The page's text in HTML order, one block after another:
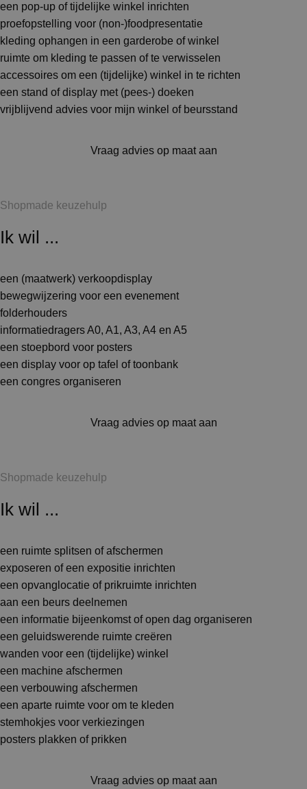
een pop-up of tijdelijke winkel inrichten
proefopstelling voor (non-)foodpresentatie
kleding ophangen in een garderobe of winkel
ruimte om kleding te passen of te verwisselen
accessoires om een (tijdelijke) winkel in te richten
een stand of display met (pees-) doeken
vrijblijvend advies voor mijn winkel of beursstand
Vraag advies op maat aan
Shopmade keuzehulp
Ik wil ...
een (maatwerk) verkoopdisplay
bewegwijzering voor een evenement
folderhouders
informatiedragers A0, A1, A3, A4 en A5
een stoepbord voor posters
een display voor op tafel of toonbank
een congres organiseren
Vraag advies op maat aan
Shopmade keuzehulp
Ik wil ...
een ruimte splitsen of afschermen
exposeren of een expositie inrichten
een opvanglocatie of prikruimte inrichten
aan een beurs deelnemen
een informatie bijeenkomst of open dag organiseren
een geluidswerende ruimte creëren
wanden voor een (tijdelijke) winkel
een machine afschermen
een verbouwing afschermen
een aparte ruimte voor om te kleden
stemhokjes voor verkiezingen
posters plakken of prikken
Vraag advies op maat aan